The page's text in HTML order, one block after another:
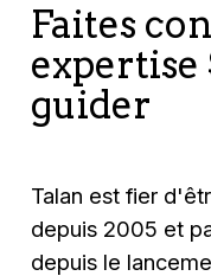
Faites
expertise
guider
Talan est fier
depuis 2005 et
depuis le